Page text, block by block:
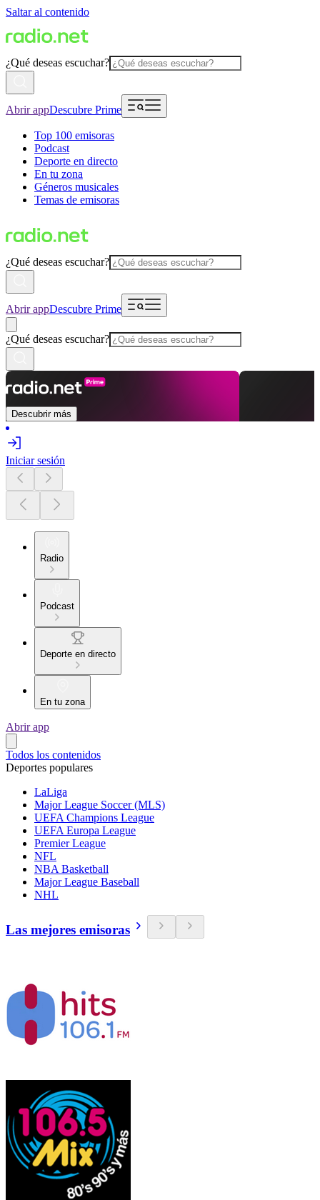
Saltar al contenido
¿Qué deseas escuchar?
Abrir appDescubre Prime
Top 100 emisoras
Podcast
Deporte en directo
En tu zona
Géneros musicales
Temas de emisoras
¿Qué deseas escuchar?
Abrir appDescubre Prime
¿Qué deseas escuchar?
Descubrir más
Iniciar sesión
Radio
Podcast
Deporte en directo
En tu zona
Abrir app
Todos los contenidos
Deportes populares
LaLiga
Major League Soccer (MLS)
UEFA Champions League
UEFA Europa League
Premier League
NFL
NBA Basketball
Major League Baseball
NHL
Las mejores emisoras